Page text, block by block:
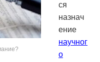
ся
назнач
ение
научног
о